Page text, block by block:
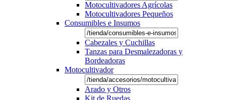
Motocultivadores Agrícolas
Motocultivadores Pequeños
Consumibles e Insumos
Cabezales y Cuchillas
Tanzas para Desmalezadoras y
Bordeadoras
Motocultivador
Arado y Otros
Kit de Ruedas